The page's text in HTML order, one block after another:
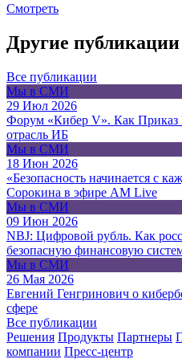
Смотреть
Другие публикации
Все публикации
Мы в СМИ
29 Июл 2026
Форум «Кибер V». Как
отрасль ИБ
Мы в СМИ
18 Июн 2026
«Безопасность начинается с
Сорокина в эфире AM Live
Мы в СМИ
09 Июн 2026
NBJ: Цифровой рубль. Как
безопасную финансовую
Мы в СМИ
26 Мая 2026
Евгений Генгринович о
сфере
Все публикации
Решения Продукты Партнeры
компании Пресс-центр